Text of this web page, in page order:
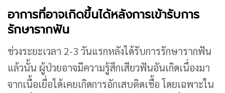
อาการที่อาจเกิดขึ้นได้หลังการเข้ารับการ
รักษารากฟัน
ช่วงระยะเวลา 2-3 วันแรกหลังได้รับการรักษารากฟัน
แล้วนั้น ผู้ป่วยอาจมีความรู้สึกเสียวฟันอันเกิดเนื่องมา
จากเนื้อเยื่อได้เคยเกิดการอักเสบติดเชื้อ โดยเฉพาะใน